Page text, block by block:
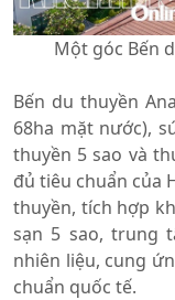
Một góc Bến
Bến du thuyền
68ha mặt nước),
thuyền 5 sao và
đủ tiêu chuẩn của
thuyền, tích hợp
sạn 5 sao, trung
nhiên liệu, cung
chuẩn quốc tế.